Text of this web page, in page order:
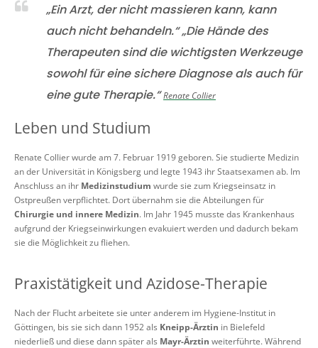
„Ein Arzt, der nicht massieren kann, kann
auch nicht behandeln.“ „Die Hände des
Therapeuten sind die wichtigsten Werkzeuge
sowohl für eine sichere Diagnose als auch für
eine gute Therapie.“Renate Collier
Leben und Studium
Renate Collier wurde am 7. Februar 1919 geboren. Sie studierte Medizin
an der Universität in Königsberg und legte 1943 ihr Staatsexamen ab. Im
Anschluss an ihr Medizinstudium wurde sie zum Kriegseinsatz in
Ostpreußen verpflichtet. Dort übernahm sie die Abteilungen für
Chirurgie und innere Medizin. Im Jahr 1945 musste das Krankenhaus
aufgrund der Kriegseinwirkungen evakuiert werden und dadurch bekam
sie die Möglichkeit zu fliehen.
Praxistätigkeit und Azidose-Therapie
Nach der Flucht arbeitete sie unter anderem im Hygiene-Institut in
Göttingen, bis sie sich dann 1952 als Kneipp-Ärztin in Bielefeld
niederließ und diese dann später als Mayr-Ärztin weiterführte. Während